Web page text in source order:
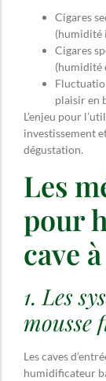
Cigares
(humidité
Cigares
(humidité
plaisir en
L’enjeu pour
investissement
dégustation.
Les
pour
cave
1. Les
mousse
Les caves
humidificateur